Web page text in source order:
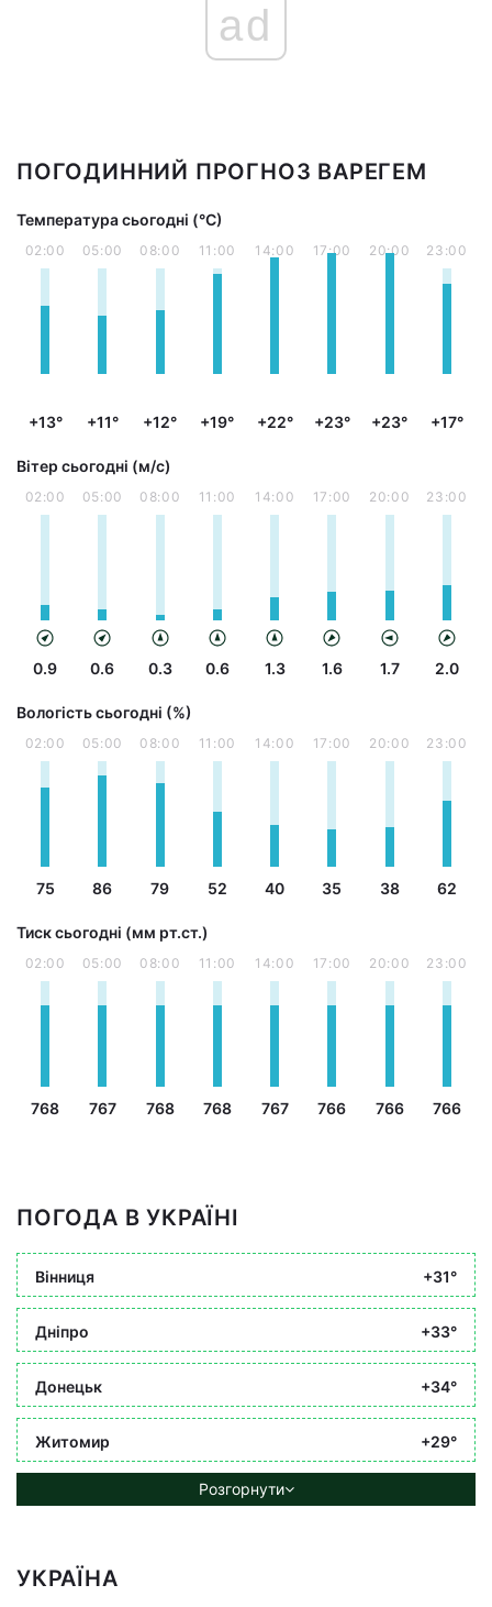
ad
ПОГОДИННИЙ ПРОГНОЗ ВАРЕГЕМ
Температура сьогодні (°С)
02:00
+13°
05:00
+11°
08:00
+12°
11:00
+19°
14:00
+22°
17:00
+23°
20:00
+23°
23:00
+17°
Вітер сьогодні (м/с)
02:00
0.9
05:00
0.6
08:00
0.3
11:00
0.6
14:00
1.3
17:00
1.6
20:00
1.7
23:00
2.0
Вологість сьогодні (%)
02:00
75
05:00
86
08:00
79
11:00
52
14:00
40
17:00
35
20:00
38
23:00
62
Тиск сьогодні (мм рт.ст.)
02:00
768
05:00
767
08:00
768
11:00
768
14:00
767
17:00
766
20:00
766
23:00
766
ПОГОДА В УКРАЇНІ
Вінниця +31°
Дніпро +33°
Донецьк +34°
Житомир +29°
Розгорнути
УКРАЇНА